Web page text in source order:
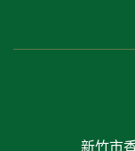
新竹市